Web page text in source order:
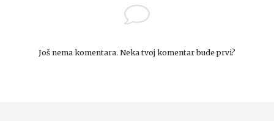
Još nema komentara. Neka tvoj komentar bude prvi?